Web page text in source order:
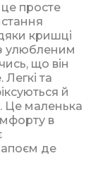
це просте
кришці
улюбленим
що він
та
й
Це маленька
в
де